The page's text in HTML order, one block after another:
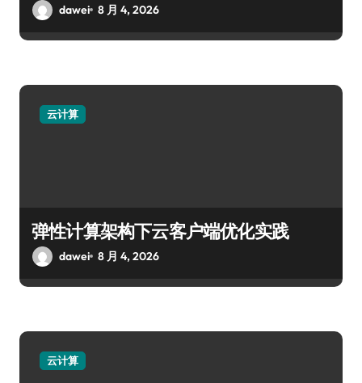
dawei 8 月 4, 2026
云计算
弹性计算架构下云客户端优化实践
dawei 8 月 4, 2026
云计算